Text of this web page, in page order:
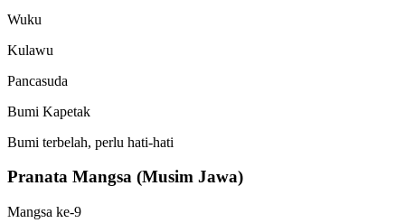
Wuku
Kulawu
Pancasuda
Bumi Kapetak
Bumi terbelah, perlu hati-hati
Pranata Mangsa (Musim Jawa)
Mangsa ke-9